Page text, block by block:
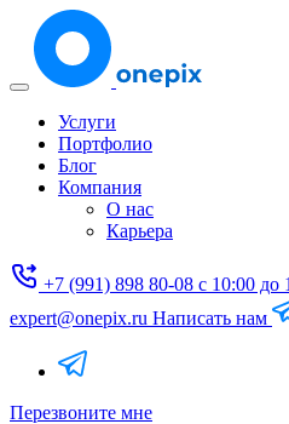
Услуги
Портфолио
Блог
Компания
О нас
Карьера
+7 (991) 898 80-08 с 10:00 до
expert@onepix.ru Написать нам
Перезвоните мне